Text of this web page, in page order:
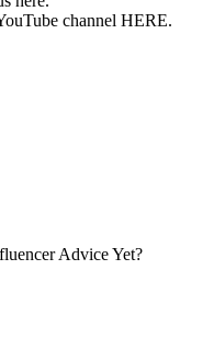
channel HERE.
Advice Yet?